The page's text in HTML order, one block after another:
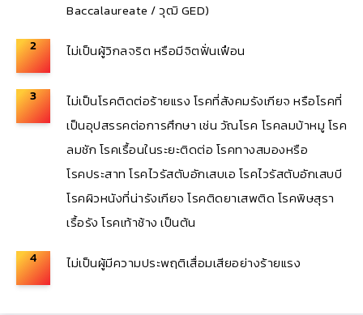
Baccalaureate / วุฒิ GED)
2
ไม่เป็นผู้วิกลจริต หรือมีจิตฟั่นเฟือน
3
ไม่เป็นโรคติดต่อร้ายแรง โรคที่สังคมรังเกียจ หรือโรคที่
เป็นอุปสรรคต่อการศึกษา เช่น วัณโรค โรคลมบ้าหมู โรค
ลมชัก โรคเรื้อนในระยะติดต่อ โรคทางสมองหรือ
โรคประสาท โรคไวรัสตับอักเสบเอ โรคไวรัสตับอักเสบบี
โรคผิวหนังที่น่ารังเกียจ โรคติดยาเสพติด โรคพิษสุรา
เรื้อรัง โรคเท้าช้าง เป็นต้น
4
ไม่เป็นผู้มีความประพฤติเสื่อมเสียอย่างร้ายแรง